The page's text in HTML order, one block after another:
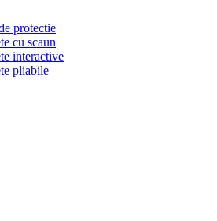
protectie
cu scaun
interactive
pliabile